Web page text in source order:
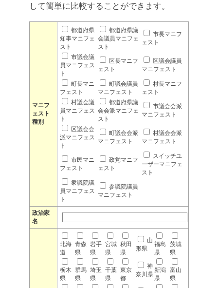
して簡単に比較することができます。
マニフ
ェスト
種別
都道府県
知事マニフェ
スト
都道府県議
会議員マニフェ
スト
市長マニフ
ェスト
市議会議
員マニフェス
ト
区長マニフ
ェスト
区議会議員
マニフェスト
町長マニ
フェスト
町議会議員
マニフェスト
村長マニフ
ェスト
村議会議
員マニフェス
ト
都道府県議
会会派マニフェ
スト
市議会会派
マニフェスト
区議会会
派マニフェス
ト
町議会会派
マニフェスト
村議会会派
マニフェスト
市民マニ
フェスト
政党マニフ
ェスト
スイッチユ
ーザーマニフェ
スト
衆議院議
員マニフェス
ト
参議院議員
マニフェスト
政治家
名
北海
道
青森
県
岩手
県
宮城
県
秋田
県
山
形県
福島
県
茨城
県
栃木
県
群馬
県
埼玉
県
千葉
県
東京
都
神
奈川県
新潟
県
富山
県